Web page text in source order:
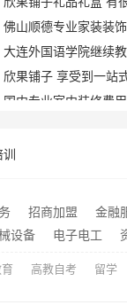
大连外国语学院继续
欣果铺子 享受到一站
国内专业室内装修费
慕新不锈钢全案设计
本地慕新不锈钢团队
招商加盟 金融
设备 电子电工
高教自考 留学